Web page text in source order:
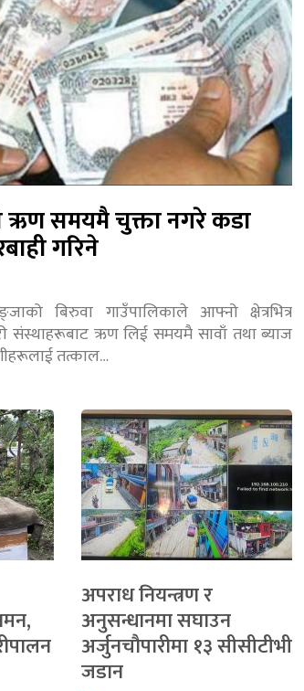
ऋण समयमै चुक्ता नगरे कडा
गरिने
बिरुवा गाउँपालिकाले आफ्नो क्षेत्रभित्र
संस्थाहरूबाट ऋण लिई समयमै सावाँ तथा ब्याज
तत्काल…
अपराध नियन्त्रण र
अनुसन्धानमा सघाउन
अर्जुनचौपारीमा १३ सीसीटीभी
जडान